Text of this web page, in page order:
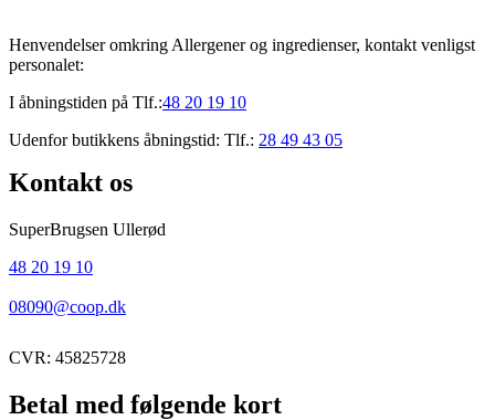
Henvendelser omkring Allergener og ingredienser, kontakt venligst
personalet:
I åbningstiden på Tlf.:48 20 19 10
Udenfor butikkens åbningstid: Tlf.: 28 49 43 05
Kontakt os
SuperBrugsen Ullerød
48 20 19 10
08090@coop.dk
CVR: 45825728
Betal med følgende kort